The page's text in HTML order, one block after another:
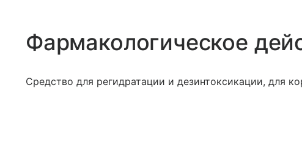
Фармакологическое
Средство для регидратации и дезинтоксикации, для